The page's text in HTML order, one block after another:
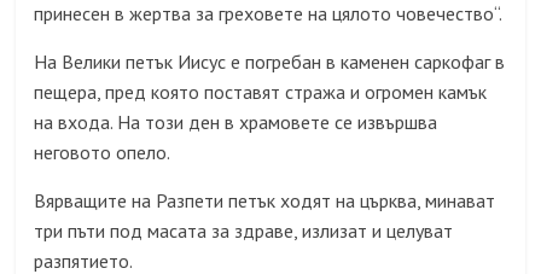
принесен в жертва за греховете на цялото човечество“.
На Велики петък Иисус е погребан в каменен саркофаг в
пещера, пред която поставят стража и огромен камък
на входа. На този ден в храмовете се извършва
неговото опело.
Вярващите на Разпети петък ходят на църква, минават
три пъти под масата за здраве, излизат и целуват
разпятието.